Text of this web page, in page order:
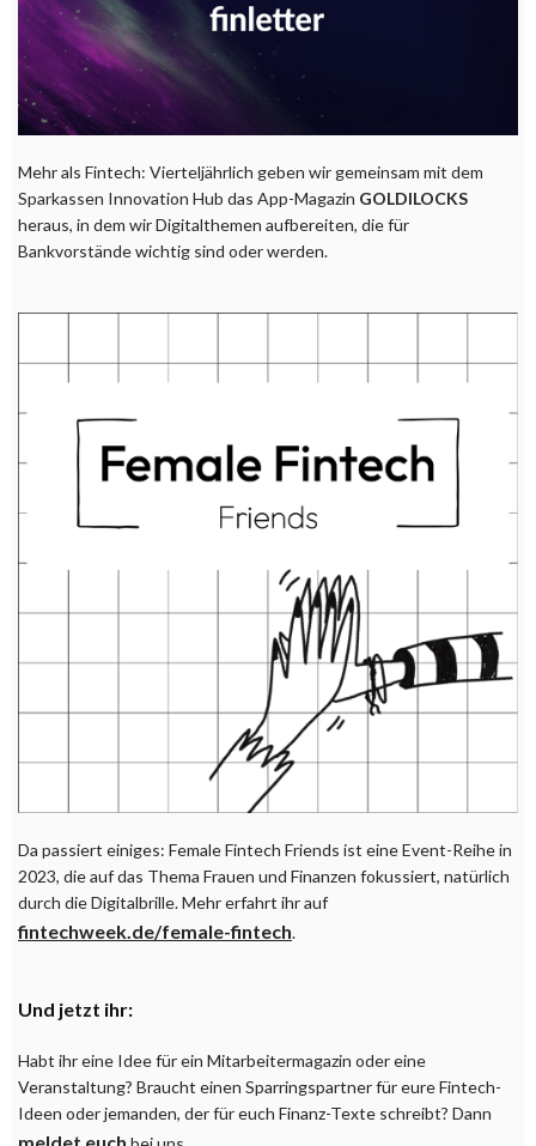
Mehr als Fintech: Vierteljährlich geben wir gemeinsam mit dem
Sparkassen Innovation Hub das App-Magazin GOLDILOCKS
heraus, in dem wir Digitalthemen aufbereiten, die für
Bankvorstände wichtig sind oder werden.
Da passiert einiges: Female Fintech Friends ist eine Event-Reihe in
2023, die auf das Thema Frauen und Finanzen fokussiert, natürlich
durch die Digitalbrille. Mehr erfahrt ihr auf
fintechweek.de/female-fintech.
Und jetzt ihr:
Habt ihr eine Idee für ein Mitarbeitermagazin oder eine
Veranstaltung? Braucht einen Sparringspartner für eure Fintech-
Ideen oder jemanden, der für euch Finanz-Texte schreibt? Dann
meldet euch